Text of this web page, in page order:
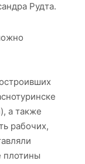
Рудта.
а также
рабочих,